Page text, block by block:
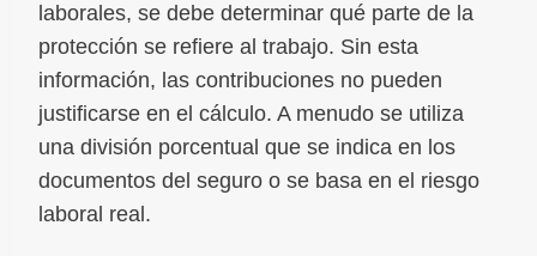
laborales, se debe determinar qué parte de la
protección se refiere al trabajo. Sin esta
información, las contribuciones no pueden
justificarse en el cálculo. A menudo se utiliza
una división porcentual que se indica en los
documentos del seguro o se basa en el riesgo
laboral real.